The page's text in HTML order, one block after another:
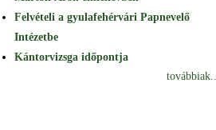
Felvételi a gyulafehérvári Papnevelő
Intézetbe
Kántorvizsga időpontja
továbbiak...